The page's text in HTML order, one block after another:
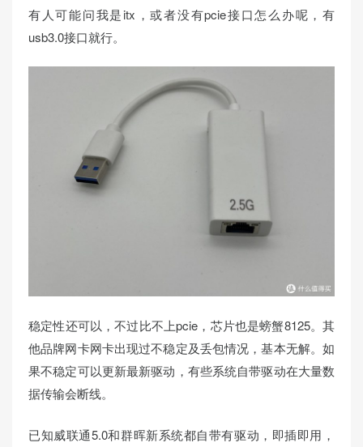
有人可能问我是itx，或者没有pcie接口怎么办呢，有
usb3.0接口就行。
稳定性还可以，不过比不上pcie，芯片也是螃蟹8125。其
他品牌网卡网卡出现过不稳定及丢包情况，基本无解。如
果不稳定可以更新最新驱动，有些系统自带驱动在大量数
据传输会断线。
已知威联通5.0和群晖新系统都自带有驱动，即插即用，